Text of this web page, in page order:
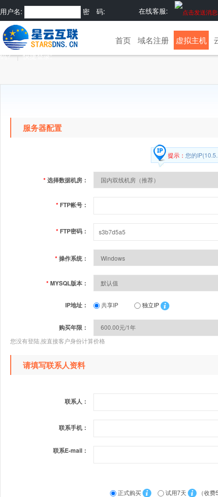
在线客服:
用户名: 密 码:
码? 快捷登录:
首页 域名注册 虚拟主机
服务器配置
提示： 您的
*选择数据机房：
* FTP帐号：
* FTP密码：
*操作系统：
*MYSQL版本：
IP地址： 共享IP 独立IP
购买年限：
您没有登陆,按直接客户身份计算价格
请填写联系人资料
联系人：
联系手机：
联系E-mail：
正式购买 试用7天
（收费